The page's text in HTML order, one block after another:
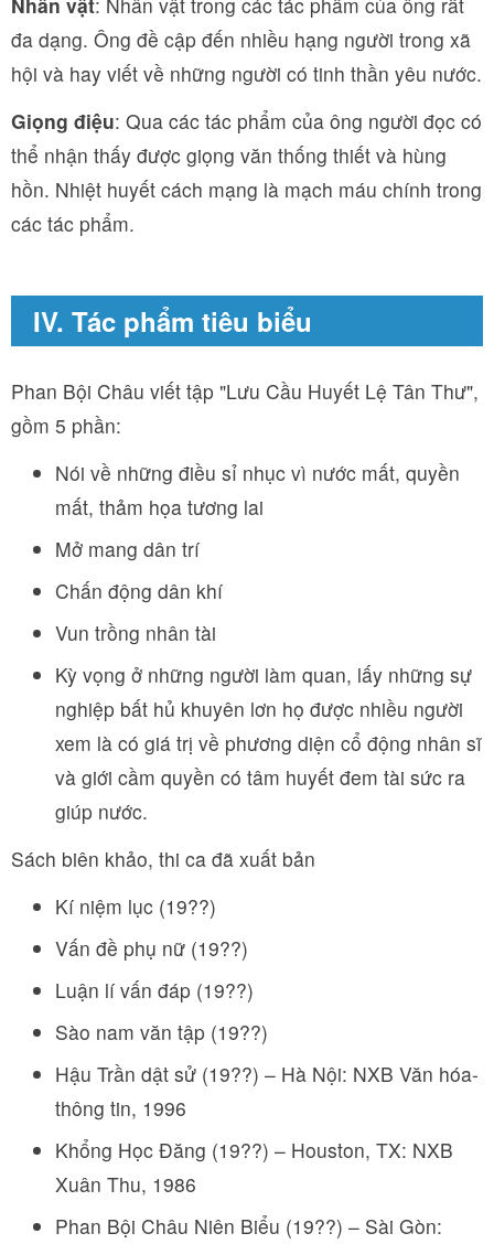
đa dạng. Ông đề cập đến nhiều hạng người trong xã
hội và hay viết về những người có tinh thần yêu nước.
Giọng điệu: Qua các tác phẩm của ông người đọc có
thể nhận thấy được giọng văn thống thiết và hùng
hồn. Nhiệt huyết cách mạng là mạch máu chính trong
các tác phẩm.
IV. Tác phẩm tiêu biểu
Phan Bội Châu viết tập "Lưu Cầu Huyết Lệ Tân Thư",
gồm 5 phần:
Nói về những điều sỉ nhục vì nước mất, quyền
mất, thảm họa tương lai
Mở mang dân trí
Chấn động dân khí
Vun trồng nhân tài
Kỳ vọng ở những người làm quan, lấy những sự
nghiệp bất hủ khuyên lơn họ được nhiều người
xem là có giá trị về phương diện cổ động nhân sĩ
và giới cầm quyền có tâm huyết đem tài sức ra
giúp nước.
Sách biên khảo, thi ca đã xuất bản
Kí niệm lục (19??)
Vấn đề phụ nữ (19??)
Luận lí vấn đáp (19??)
Sào nam văn tập (19??)
Hậu Trần dật sử (19??) – Hà Nội: NXB Văn hóa-
thông tin, 1996
Khổng Học Đăng (19??) – Houston, TX: NXB
Xuân Thu, 1986
Phan Bội Châu Niên Biểu (19??) – Sài Gòn: